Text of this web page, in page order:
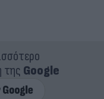
της Google